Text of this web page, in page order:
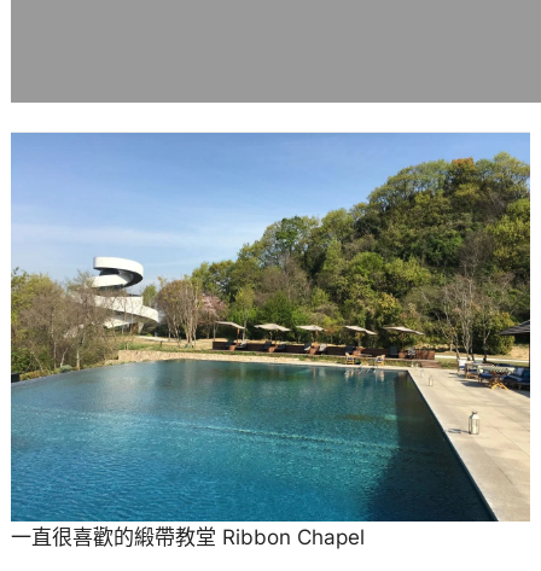
一直很喜歡的緞帶教堂 Ribbon Chapel